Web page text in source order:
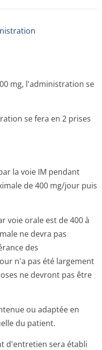
mg, l'administration se
se fera en 2 prises
la voie IM pendant
de 400 mg/jour puis
voie orale est de 400 à
ne devra pas
des
n'a pas été largement
ne devront pas être
ou adaptée en
du patient.
d'entretien sera établi